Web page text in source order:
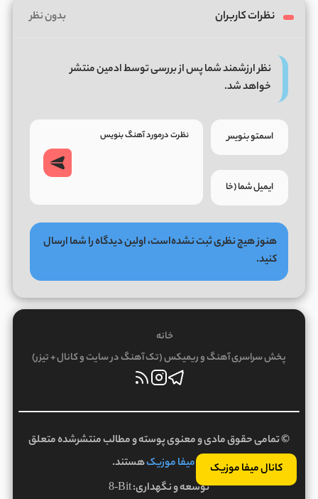
کانال میفا موزیک
نظرات کاربران بدون نظر
نظر ارزشمند شما پس از بررسی توسط ادمین منتشر
خواهد شد.
هنوز هیچ نظری ثبت نشده‌است، اولین دیدگاه را شما ارسال
کنید.
خانه
پخش سراسری آهنگ و ریمیکس (تک آهنگ در سایت و کانال + تیزر)
© تمامی حقوق مادی و معنوی پوسته و مطالب منتشرشده متعلق
بهمیفا موزیکهستند.
توسعه و نگهداری:8-Bit